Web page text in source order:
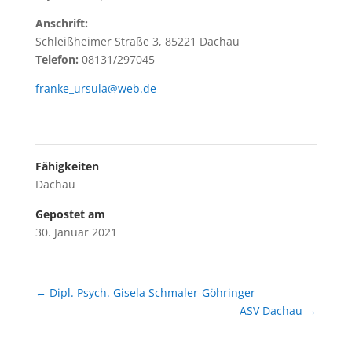
Anschrift:
Schleißheimer Straße 3, 85221 Dachau
Telefon: 08131/297045
franke_ursula@web.de
Fähigkeiten
Dachau
Gepostet am
30. Januar 2021
← Dipl. Psych. Gisela Schmaler-Göhringer
ASV Dachau →